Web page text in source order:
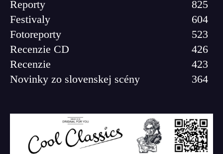
Reporty
825
Festivaly
604
Fotoreporty
523
Recenzie CD
426
Recenzie
423
Novinky zo slovenskej scény
364